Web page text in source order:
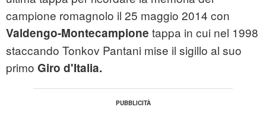
campione romagnolo il 25 maggio 2014 con
Valdengo-Montecampione tappa in cui nel 1998
staccando Tonkov Pantani mise il sigillo al suo
primo Giro d'Italia.